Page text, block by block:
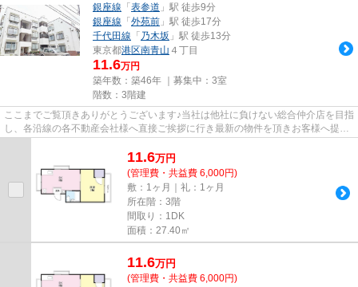
銀座線 「 表参道 」駅 徒歩9分
銀座線 「 外苑前 」駅 徒歩17分
千代田線 「 乃木坂 」駅 徒歩13分
東京都港区南青山 ４丁目
11.6万円
築年数：築46年 ｜募集中： 3室
階数：3階建
ここまでご覧頂きありがとうございます♪当社は他社に負けない総合仲介店を目指
し、各沿線の各不動産会社様へ直接ご挨拶に行き最新の物件を頂きお客様へ提供
11.6万円
(管理費・共益費 6,000円)
敷：1ヶ月｜礼：1ヶ月
所在階：3階
間取り：1DK
面積：27.40㎡
11.6万円
(管理費・共益費 6,000円)